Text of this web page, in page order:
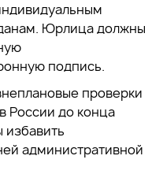
Юрлица должны
подпись.
проверки
России до конца
избавить
административной